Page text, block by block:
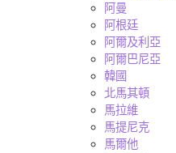
阿曼
阿根廷
阿爾及利亞
阿爾巴尼亞
韓國
北馬其頓
馬拉維
馬提尼克
馬爾他